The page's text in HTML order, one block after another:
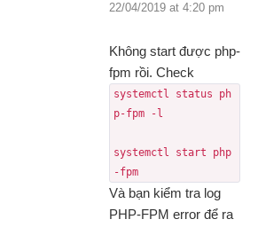
22/04/2019 at 4:20 pm
Không start được php-
fpm rồi. Check
systemctl status ph
p-fpm -l
systemctl start php
-fpm
Và bạn kiểm tra log
PHP-FPM error để ra